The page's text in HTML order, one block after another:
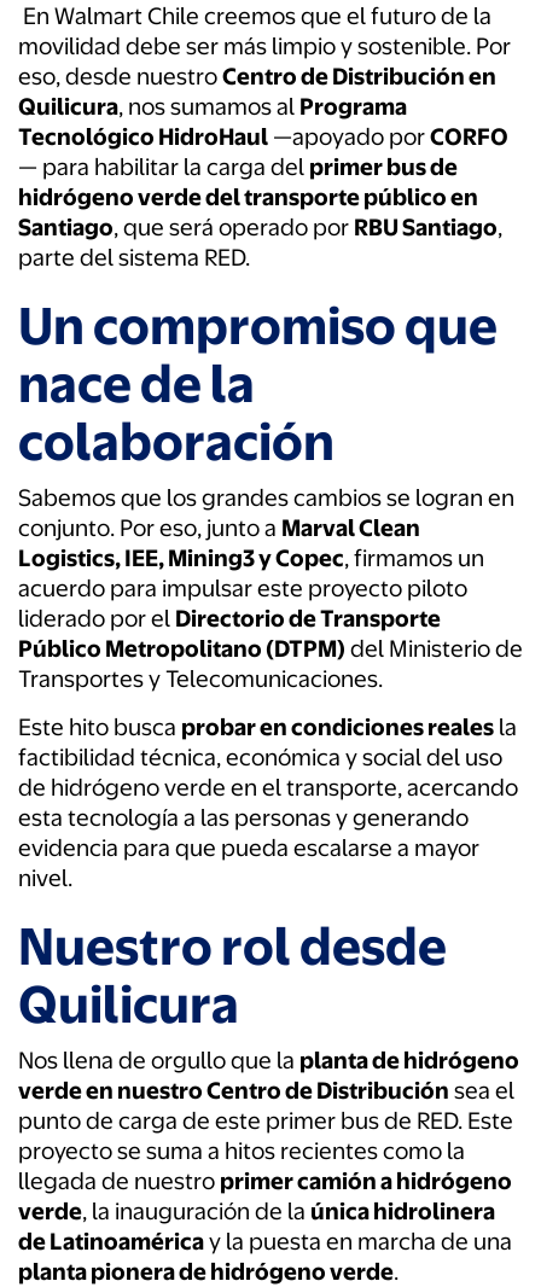
En Walmart Chile creemos que el futuro de la
movilidad debe ser más limpio y sostenible. Por
eso, desde nuestroCentro de Distribución en
Quilicura, nos sumamos al Programa
Tecnológico HidroHaul —apoyado porCORFO
— para habilitar la carga del primer bus de
hidrógeno verde del transporte público en
Santiago, que será operado por RBU Santiago,
parte del sistema RED.
Un compromiso que
nace de la
colaboración
Sabemos que los grandes cambios se logran en
conjunto. Por eso, junto a Marval Clean
Logistics, IEE, Mining3 y Copec, firmamos un
acuerdo para impulsar este proyecto piloto
liderado por el Directorio de Transporte
Público Metropolitano (DTPM) del Ministerio de
Transportes y Telecomunicaciones.
Este hito busca probar en condiciones reales la
factibilidad técnica, económica y social del uso
de hidrógeno verde en el transporte, acercando
esta tecnología a las personas y generando
evidencia para que pueda escalarse a mayor
nivel.
Nuestro rol desde
Quilicura
Nos llena de orgullo que la planta de hidrógeno
verde en nuestro Centro de Distribución sea el
punto de carga de este primer bus de RED. Este
proyecto se suma a hitos recientes como la
llegada de nuestro primer camión a hidrógeno
verde, la inauguración de la única hidrolinera
de Latinoaméricay la puesta en marcha de una
planta pionera de hidrógeno verde.